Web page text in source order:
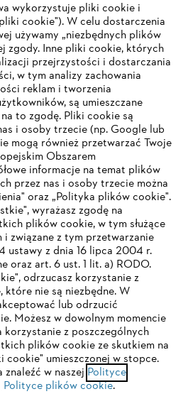
#STIHL
Wskazówki prawne Cookies
NIE JEST
której jeszcze nie obsługujemy. W
z naszej strony zalecamy
przeglądarek:
wykorzystuje pliki cookie i
cookie"). W celu dostarczenia
używamy „niezbędnych plików
zgody. Inne pliki cookie, których
przejrzystości i dostarczania
w tym analizy zachowania
reklam i tworzenia
są umieszczane
to zgodę. Pliki cookie są
i osoby trzecie (np. Google lub
mogą również przetwarzać Twoje
Obszarem
informacje na temat plików
przez nas i osoby trzecie można
oraz „Polityka plików cookie".
wyrażasz zgodę na
plików cookie, w tym służące
związane z tym przetwarzanie
ustawy z dnia 16 lipca 2004 r.
oraz art. 6 ust. 1 lit. a) RODO.
odrzucasz korzystanie z
nie są niezbędne. W
lub odrzucić
Możesz w dowolnym momencie
z poszczególnych
plików cookie ze skutkiem na
cookie" umieszczonej w stopce.
w naszej Polityce
Polityce plików cookie.